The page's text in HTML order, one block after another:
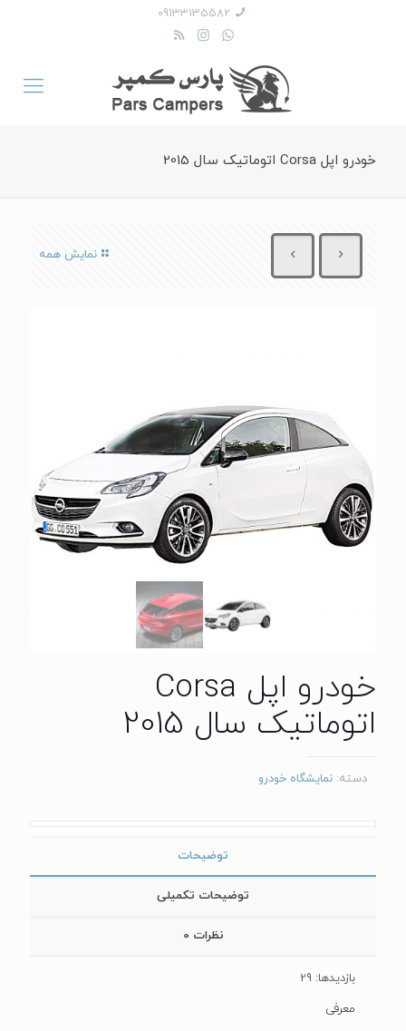
09133135582
خودرو اپل Corsa اتوماتیک سال 2015
نمایش همه
خودرو اپل Corsa
اتوماتیک سال 2015
دسته: نمایشگاه خودرو
توضیحات
توضیحات تکمیلی
نظرات 0
بازدیدها: 29
معرفی